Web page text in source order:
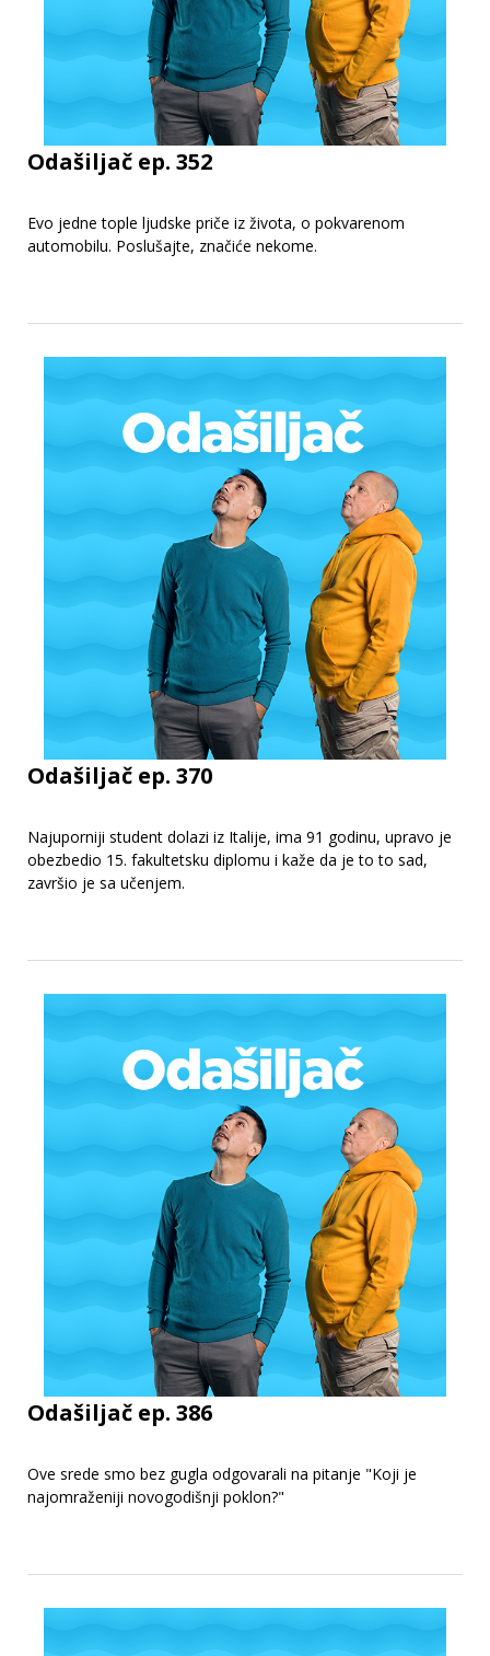
Odašiljač ep. 352
Evo jedne tople ljudske priče iz života, o pokvarenom
automobilu. Poslušajte, značiće nekome.
Odašiljač ep. 370
Najuporniji student dolazi iz Italije, ima 91 godinu, upravo je
obezbedio 15. fakultetsku diplomu i kaže da je to to sad,
završio je sa učenjem.
Odašiljač ep. 386
Ove srede smo bez gugla odgovarali na pitanje "Koji je
najomraženiji novogodišnji poklon?"